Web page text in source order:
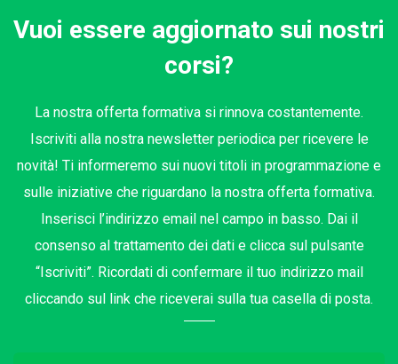
Vuoi essere aggiornato sui nostri
corsi?
La nostra offerta formativa si rinnova costantemente.
Iscriviti alla nostra newsletter periodica per ricevere le
novità! Ti informeremo sui nuovi titoli in programmazione e
sulle iniziative che riguardano la nostra offerta formativa.
Inserisci l’indirizzo email nel campo in basso. Dai il
consenso al trattamento dei dati e clicca sul pulsante
“Iscriviti”. Ricordati di confermare il tuo indirizzo mail
cliccando sul link che riceverai sulla tua casella di posta.